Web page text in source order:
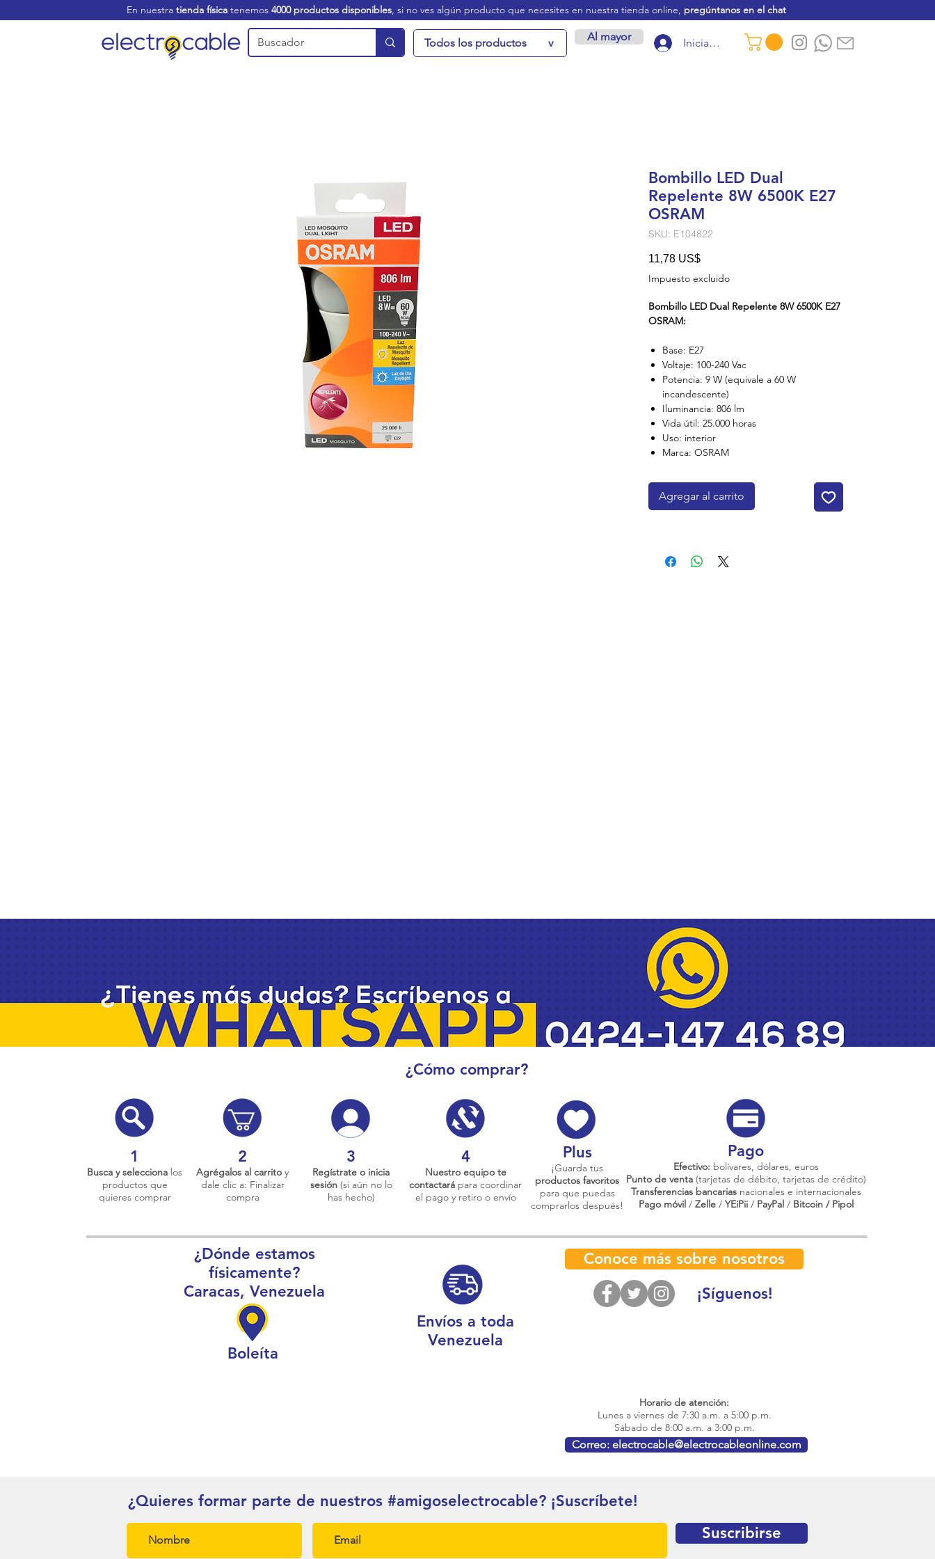
En nuestra tienda física tenemos 4000 productos disponibles, si no ves algún producto que necesites en nuestra tienda online, pregúntanos en el chat
Todos los productos v Al mayor Iniciar sesión
Bombillo LED Dual
Repelente 8W 6500K E27
OSRAM
SKU: E104822
11,78 US$Precio
Impuesto excluido
Bombillo LED Dual Repelente 8W 6500K E27
OSRAM:
Base: E27
Voltaje: 100-240 Vac
Potencia: 9 W (equivale a 60 W
incandescente)
Iluminancia: 806 lm
Vida útil: 25.000 horas
Uso: interior
Marca: OSRAM
Agregar al carrito
¿Cómo comprar?
1
Busca y selecciona los
productos que
quieres comprar
2
Agrégalos al carrito y
dale clic a: Finalizar
compra
3
Regístrate o inicia
sesión(si aún no lo
has hecho)
4
Nuestro equipo te
contactará para coordinar
el pago y retiro o envío
Plus
¡Guarda tus
productos favoritos
para que puedas
comprarlos después!
Pago
Efectivo: bolívares, dólares, euros
Punto de venta (tarjetas de débito, tarjetas de crédito)
Transferencias bancariasnacionales e internacionales
Pago móvil/ Zelle/ YEiPii/ PayPal / Bitcoin / Pipol
¿Dónde estamos
físicamente?
Caracas, Venezuela
Boleíta
Envíos a toda
Venezuela
Conoce más sobre nosotros
¡Síguenos!
Horario de atención:
Lunes a viernes de 7:30 a.m. a 5:00 p.m.
Sábado de 8:00 a.m. a 3:00 p.m.
Correo: electrocable@electrocableonline.com
¿Quieres formar parte de nuestros #amigoselectrocable? ¡Suscríbete!
Suscribirse